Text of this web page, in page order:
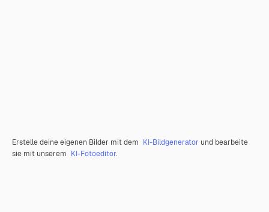
Erstelle deine eigenen Bilder mit dem KI-Bildgenerator und bearbeite
sie mit unserem KI-Fotoeditor.